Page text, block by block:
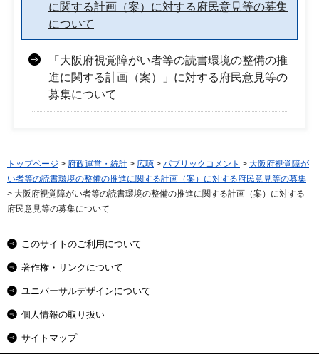
に関する計画（案）に対する府民意見等の募集
について
「大阪府視覚障がい者等の読書環境の整備の推
進に関する計画（案）」に対する府民意見等の
募集について
トップページ > 府政運営・統計 > 広聴 > パブリックコメント > 大阪府視覚障が
い者等の読書環境の整備の推進に関する計画（案）に対する府民意見等の募集
> 大阪府視覚障がい者等の読書環境の整備の推進に関する計画（案）に対する
府民意見等の募集について
このサイトのご利用について
著作権・リンクについて
ユニバーサルデザインについて
個人情報の取り扱い
サイトマップ